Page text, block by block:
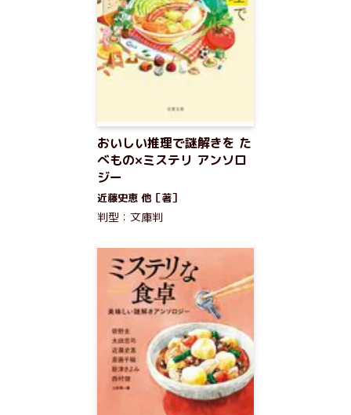
おいしい推理で謎解きを た
べもの×ミステリ アンソロ
ジー
近藤史恵 他［著］
判型：文庫判